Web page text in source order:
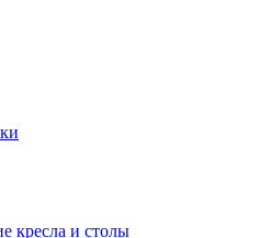
кресла и столы